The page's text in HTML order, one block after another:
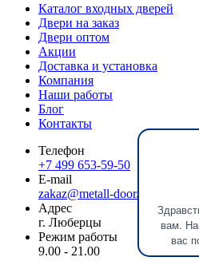
вам.
вас
Каталог входных дверей
Двери на заказ
Двери оптом
Акции
Доставка и установка
Компания
Наши работы
Блог
Контакты
Телефон
+7 499 653-59-50
E-mail
zakaz@metall-door.ru
Адрес
г. Люберцы
Режим работы
9.00 - 21.00